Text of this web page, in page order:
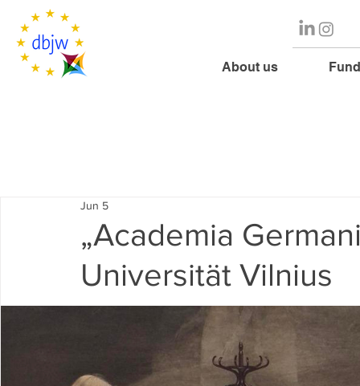
About us
„Academia
Universität Vilnius
Jun 5